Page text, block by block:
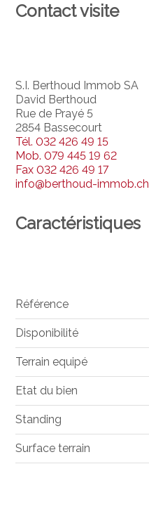
Contact visite
S.I. Berthoud Immob SA
David Berthoud
Rue de Prayé 5
2854 Bassecourt
Tél.032 426 49 15
Mob.079 445 19 62
Fax032 426 49 17
info@berthoud-immob.ch
Caractéristiques
Référence
Disponibilité
Terrain equipé
Etat du bien
Standing
Surface terrain